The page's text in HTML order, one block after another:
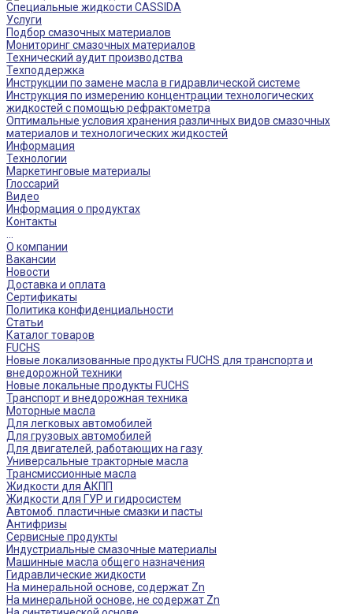
Специальные жидкости CASSIDA
Услуги
Подбор смазочных материалов
Мониторинг смазочных материалов
Технический аудит производства
Техподдержка
Инструкции по замене масла в гидравлической системе
Инструкция по измерению концентрации технологических
жидкостей с помощью рефрактометра
Оптимальные условия хранения различных видов смазочных
материалов и технологических жидкостей
Информация
Технологии
Маркетинговые материалы
Глоссарий
Видео
Информация о продуктах
Контакты
О компании
Вакансии
Новости
Доставка и оплата
Сертификаты
Политика конфиденциальности
Статьи
Каталог товаров
FUCHS
Новые локализованные продукты FUCHS для транспорта и
внедорожной техники
Новые локальные продукты FUCHS
Транспорт и внедорожная техника
Моторные масла
Для легковых автомобилей
Для грузовых автомобилей
Для двигателей, работающих на газу
Универсальные тракторные масла
Трансмиссионные масла
Жидкости для АКПП
Жидкости для ГУР и гидросистем
Автомоб. пластичные смазки и пасты
Антифризы
Сервисные продукты
Индустриальные смазочные материалы
Машинные масла общего назначения
Гидравлические жидкости
На минеральной основе, содержат Zn
На минеральной основе, не содержат Zn